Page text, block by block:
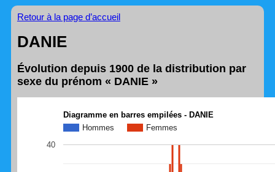
Retour à la page d’accueil
DANIE
Évolution depuis 1900 de la distribution par
sexe du prénom « DANIE »
Diagramme en barres empilées - DANIE
Hommes
Femmes
40